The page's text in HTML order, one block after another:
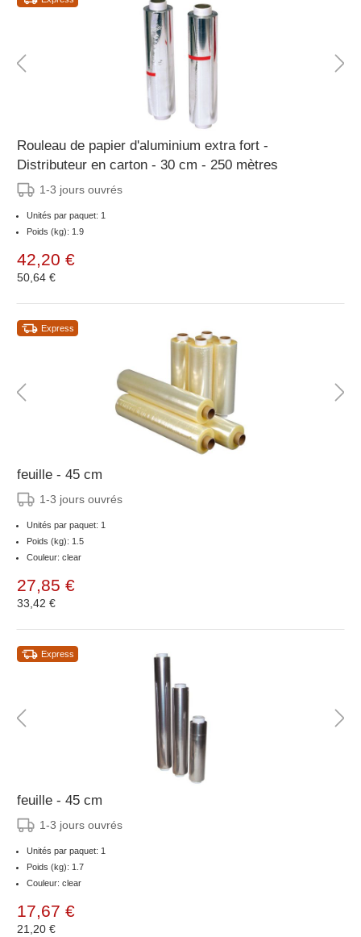
Rouleau de papier d'aluminium extra fort -
Distributeur en carton - 30 cm - 250 mètres
1-3 jours ouvrés
Unités par paquet: 1
Poids (kg): 1.9
42,20 €
50,64 €
Express
feuille - 45 cm
1-3 jours ouvrés
Unités par paquet: 1
Poids (kg): 1.5
Couleur: clear
27,85 €
33,42 €
Express
feuille - 45 cm
1-3 jours ouvrés
Unités par paquet: 1
Poids (kg): 1.7
Couleur: clear
17,67 €
21,20 €